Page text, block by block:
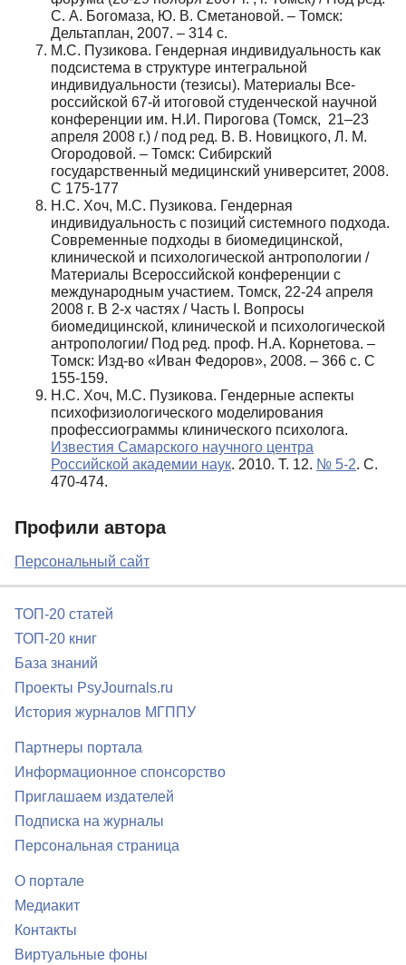
С. А. Богомаза, Ю. В. Сметановой. – Томск:
Дельтаплан, 2007. – 314 с.
М.С. Пузикова. Гендерная индивидуальность как
подсистема в структуре интегральной
индивидуальности (тезисы). Материалы Все­
российской 67-й итоговой студенче­ской научной
кон­ференции им. Н.И. Пирогова (Томск, 21–23
апреля 2008 г.) / под ред. В. В. Новицкого, Л. М.
Огородовой. – Томск: Сибирский
государственный медицинский уни­верситет, 2008.
С 175-177
Н.С. Хоч, М.С. Пузикова. Гендерная
индивидуальность с позиций системного подхода.
Современные подходы в биомедицинской,
клинической и психологической антропологии /
Материалы Всероссийской конференции с
международным участием. Томск, 22-24 апреля
2008 г. В 2-х частях / Часть I. Вопросы
биомедицинской, клинической и психологической
антропологии/ Под ред. проф. Н.А. Корнетова. –
Томск: Изд-во «Иван Федоров», 2008. – 366 с. С
155-159.
Н.С. Хоч, М.С. Пузикова. Гендерные аспекты
психофизиологического моделирования
профессиограммы клинического психолога.
Известия Самарского научного центра
Российской академии наук. 2010. Т. 12. № 5-2. С.
470-474.
Профили автора
Персональный сайт
ТОП-20 статей
ТОП-20 книг
База знаний
Проекты PsyJournals.ru
История журналов МГППУ
Партнеры портала
Информационное спонсорство
Приглашаем издателей
Подписка на журналы
Персональная страница
О портале
Медиакит
Контакты
Виртуальные фоны